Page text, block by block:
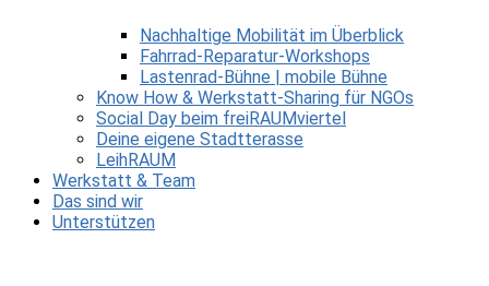
Nachhaltige Mobilität im Überblick
Fahrrad-Reparatur-Workshops
Lastenrad-Bühne | mobile Bühne
Know How & Werkstatt-Sharing für NGOs
Social Day beim freiRAUMviertel
Deine eigene Stadtterasse
LeihRAUM
Werkstatt & Team
Das sind wir
Unterstützen